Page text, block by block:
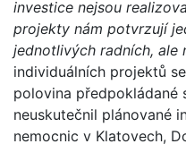
investice nejsou
projekty nám potvrzují
jednotlivých radních, ale
individuálních projektů
polovina předpokládané
neuskutečnil plánované
nemocnic v Klatovech,